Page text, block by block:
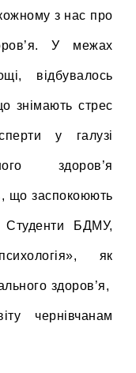
з нас про
У межах
відбувалось
знімають стрес
у галузі
здоров’я
що заспокоюють
Студенти БДМУ,
як
здоров’я,
чернівчанам